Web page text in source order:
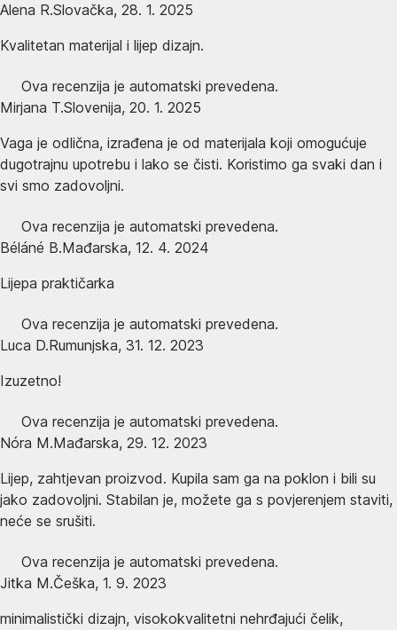
Alena R.Slovačka, 28. 1. 2025
Kvalitetan materijal i lijep dizajn.
Ova recenzija je automatski prevedena.
Mirjana T.Slovenija, 20. 1. 2025
Vaga je odlična, izrađena je od materijala koji omogućuje
dugotrajnu upotrebu i lako se čisti. Koristimo ga svaki dan i
svi smo zadovoljni.
Ova recenzija je automatski prevedena.
Béláné B.Mađarska, 12. 4. 2024
Lijepa praktičarka
Ova recenzija je automatski prevedena.
Luca D.Rumunjska, 31. 12. 2023
Izuzetno!
Ova recenzija je automatski prevedena.
Nóra M.Mađarska, 29. 12. 2023
Lijep, zahtjevan proizvod. Kupila sam ga na poklon i bili su
jako zadovoljni. Stabilan je, možete ga s povjerenjem staviti,
neće se srušiti.
Ova recenzija je automatski prevedena.
Jitka M.Češka, 1. 9. 2023
minimalistički dizajn, visokokvalitetni nehrđajući čelik,